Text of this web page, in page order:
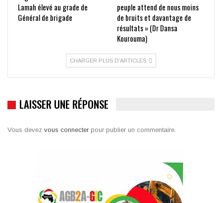
Lamah élevé au grade de
Général de brigade
peuple attend de nous moins
de bruits et davantage de
résultats » (Dr Dansa
Kourouma)
CHARGER PLUS D'ARTICLES
LAISSER UNE RÉPONSE
Vous devez vous connecter pour publier un commentaire.